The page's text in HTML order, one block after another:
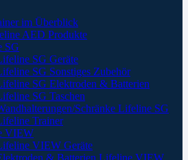
im Überblick
AED Produkte
SG
SG Geräte
SG Sonstiges Zubehör
SG Elektroden & Batterien
SG Taschen
Schränke Lifeline SG
Trainer
VIEW
VIEW Geräte
& Batterien Lifeline VIEW